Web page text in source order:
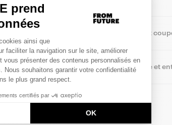
Taille et
Matière et